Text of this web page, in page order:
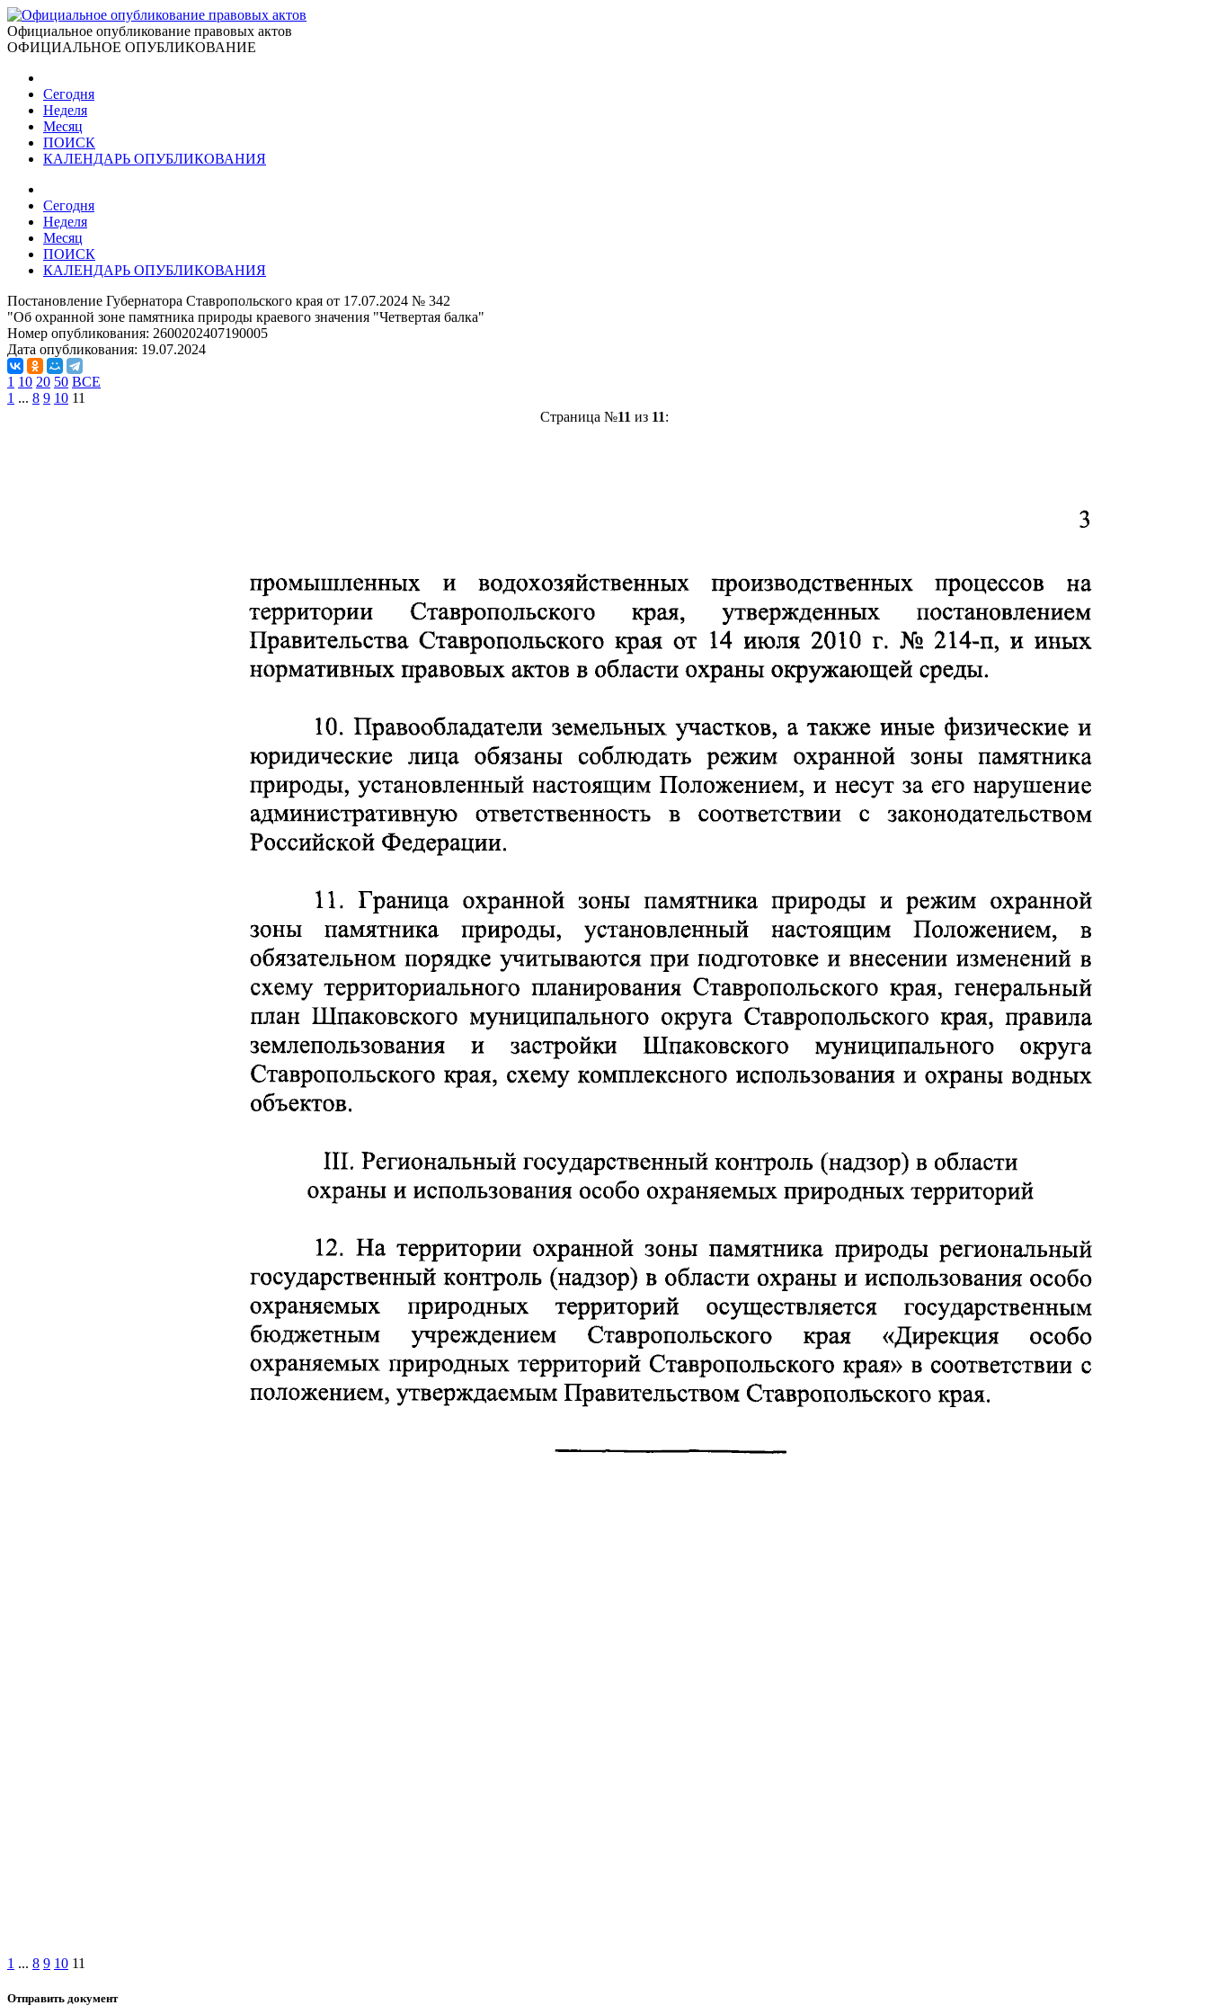
Официальное опубликование правовых актов
ОФИЦИАЛЬНОЕ ОПУБЛИКОВАНИЕ
Сегодня
Неделя
Месяц
ПОИСК
КАЛЕНДАРЬ ОПУБЛИКОВАНИЯ
Сегодня
Неделя
Месяц
ПОИСК
КАЛЕНДАРЬ ОПУБЛИКОВАНИЯ
Постановление Губернатора Ставропольского края от 17.07.2024 № 342
"Об охранной зоне памятника природы краевого значения "Четвертая балка"
Номер опубликования: 2600202407190005
Дата опубликования: 19.07.2024
1 10 20 50 ВСЕ
1 ... 8 9 10 11
Страница №11 из 11:
1 ... 8 9 10 11
Отправить документ